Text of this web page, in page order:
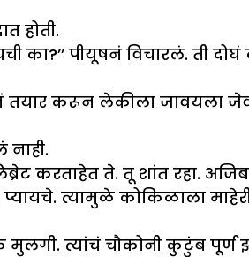
होती.
पीयूषनं विचारलं. ती दोघं
तयार करून लेकीला जावयला
करताहेत ते. तू शांत रहा.
त्यामुळे कोकिळाला
त्यांचं चौकोनी कुटुंब पूर्ण